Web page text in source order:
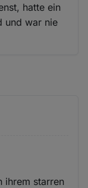
hatte ein
und war nie
ihrem starren